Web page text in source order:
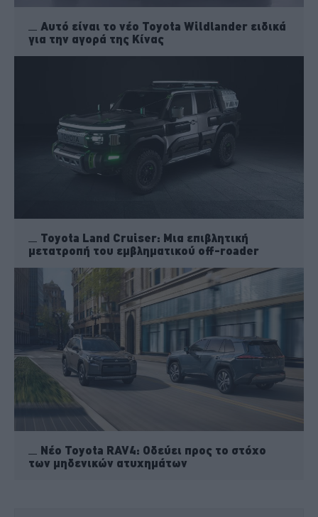
Αυτό είναι το νέο Toyota Wildlander ειδικά
για την αγορά της Κίνας
Toyota Land Cruiser: Μια επιβλητική
μετατροπή του εμβληματικού off-roader
Νέο Toyota RAV4: Οδεύει προς το στόχο
των μηδενικών ατυχημάτων